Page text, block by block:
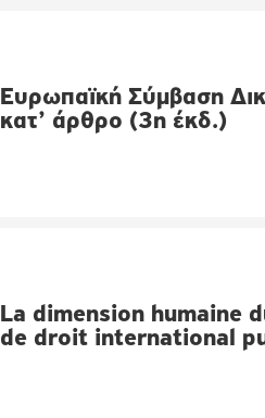
Ευρωπαϊκή Σύμβαση
κατ’ άρθρο (3η έκδ.)
La dimension humaine
de droit international